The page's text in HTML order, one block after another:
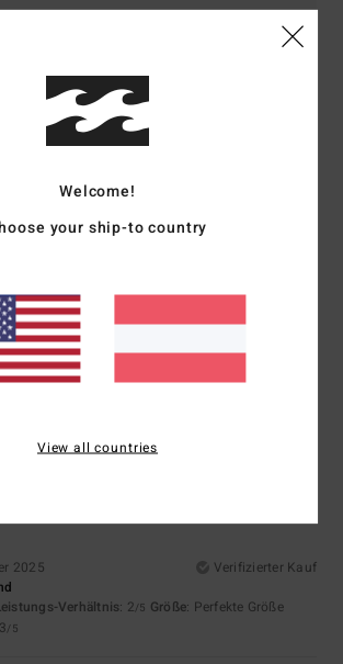
5
man merkt, dass es aus gutem Material
: 5/5 Größe : Perfekte GrößeMaterial
2/5
2025
Verifizierter Kauf
Verhältnis: 2/5 Größe: Perfekte Größe
/5
Welcome!
your ship-to country
View all countries